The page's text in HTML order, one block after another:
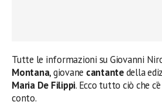
Tutte le informazioni su Giovanni
Montana, giovane cantantedella
Maria De Filippi. Ecco tutto ciò che
conto.